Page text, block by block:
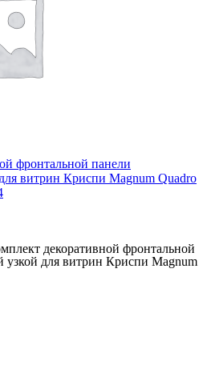
фронтальной панели
витрин Криспи Magnum Quadro
декоративной фронтальной
узкой для витрин Криспи Magnum